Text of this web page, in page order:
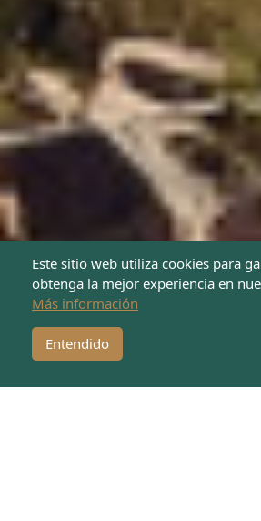
Este sitio web utiliza cookies para
obtenga la mejor experiencia en
Más información
Entendido